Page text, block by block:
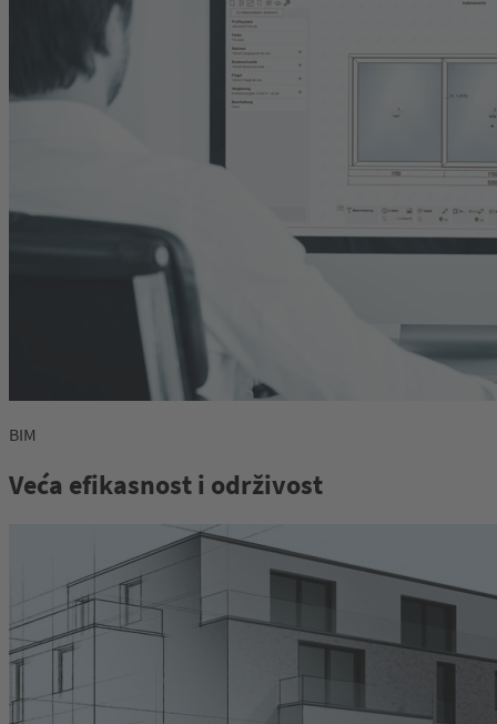
BIM
Veća efikasnost i održivost